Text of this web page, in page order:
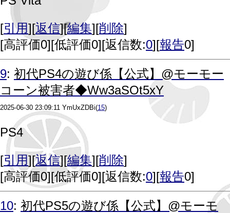
[引用][返信][編集][削除]
[高評価0][低評価0][返信数:0][報告0]
9: 初代PS4の遊び係【公式】@モーモー
コーン被害者◆Ww3aSOt5xY
2025-06-30 23:09:11 YmUxZDBi(15)
PS4
[引用][返信][編集][削除]
[高評価0][低評価0][返信数:0][報告0]
10: 初代PS5の遊び係【公式】@モーモ